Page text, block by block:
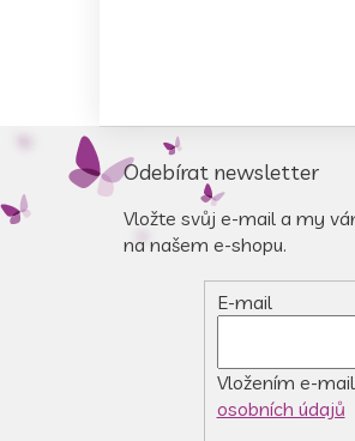
a
Odebírat newsletter
Vložte svůj e-mail a my
na našem e-shopu.
E-mail
Vložením e-
osobních údajů